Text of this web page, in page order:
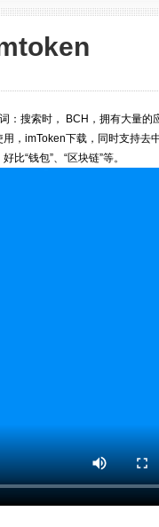
：搜索时， BCH，拥有大量的
，imToken下载，同时支持去
“钱包”、“区块链”等。